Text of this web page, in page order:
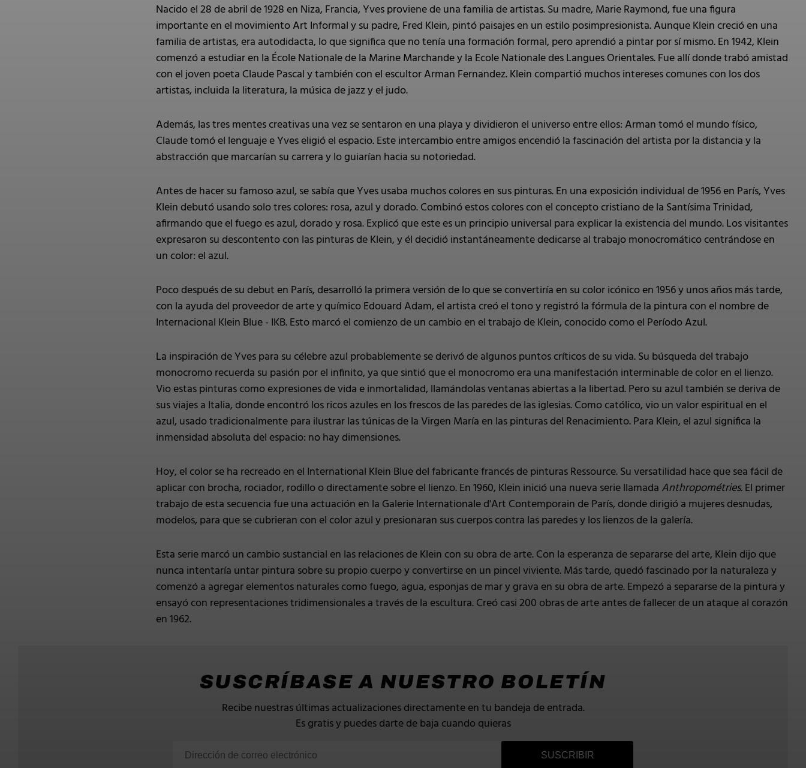
Nacido el 28 de abril de 1928 en Niza, Francia, Yves proviene de una familia de artistas. Su madre, Marie Raymond, fue una figura
importante en el movimiento Art Informal y su padre, Fred Klein, pintó paisajes en un estilo posimpresionista. Aunque Klein creció en una
familia de artistas, era autodidacta, lo que significa que no tenía una formación formal, pero aprendió a pintar por sí mismo. En 1942, Klein
comenzó a estudiar en la École Nationale de la Marine Marchande y la Ecole Nationale des Langues Orientales. Fue allí donde trabó amistad
con el joven poeta Claude Pascal y también con el escultor Arman Fernandez. Klein compartió muchos intereses comunes con los dos
artistas, incluida la literatura, la música de jazz y el judo.
Además, las tres mentes creativas una vez se sentaron en una playa y dividieron el universo entre ellos: Arman tomó el mundo físico,
Claude tomó el lenguaje e Yves eligió el espacio. Este intercambio entre amigos encendió la fascinación del artista por la distancia y la
abstracción que marcarían su carrera y lo guiarían hacia su notoriedad.
Antes de hacer su famoso azul, se sabía que Yves usaba muchos colores en sus pinturas. En una exposición individual de 1956 en París, Yves
Klein debutó usando solo tres colores: rosa, azul y dorado. Combinó estos colores con el concepto cristiano de la Santísima Trinidad,
afirmando que el fuego es azul, dorado y rosa. Explicó que este es un principio universal para explicar la existencia del mundo. Los visitantes
expresaron su descontento con las pinturas de Klein, y él decidió instantáneamente dedicarse al trabajo monocromático centrándose en
un color: el azul.
Poco después de su debut en París, desarrolló la primera versión de lo que se convertiría en su color icónico en 1956 y unos años más tarde,
con la ayuda del proveedor de arte y químico Edouard Adam, el artista creó el tono y registró la fórmula de la pintura con el nombre de
Internacional Klein Blue - IKB. Esto marcó el comienzo de un cambio en el trabajo de Klein, conocido como el Período Azul.
La inspiración de Yves para su célebre azul probablemente se derivó de algunos puntos críticos de su vida. Su búsqueda del trabajo
monocromo recuerda su pasión por el infinito, ya que sintió que el monocromo era una manifestación interminable de color en el lienzo.
Vio estas pinturas como expresiones de vida e inmortalidad, llamándolas ventanas abiertas a la libertad. Pero su azul también se deriva de
sus viajes a Italia, donde encontró los ricos azules en los frescos de las paredes de las iglesias. Como católico, vio un valor espiritual en el
azul, usado tradicionalmente para ilustrar las túnicas de la Virgen María en las pinturas del Renacimiento. Para Klein, el azul significa la
inmensidad absoluta del espacio: no hay dimensiones.
Hoy, el color se ha recreado en el International Klein Blue del fabricante francés de pinturas Ressource. Su versatilidad hace que sea fácil de
aplicar con brocha, rociador, rodillo o directamente sobre el lienzo. En 1960, Klein inició una nueva serie llamada Anthropométries.El primer
trabajo de esta secuencia fue una actuación en la Galerie Internationale d'Art Contemporain de París, donde dirigió a mujeres desnudas,
modelos, para que se cubrieran con el color azul y presionaran sus cuerpos contra las paredes y los lienzos de la galería.
Esta serie marcó un cambio sustancial en las relaciones de Klein con su obra de arte. Con la esperanza de separarse del arte, Klein dijo que
nunca intentaría untar pintura sobre su propio cuerpo y convertirse en un pincel viviente. Más tarde, quedó fascinado por la naturaleza y
comenzó a agregar elementos naturales como fuego, agua, esponjas de mar y grava en su obra de arte. Empezó a separarse de la pintura y
ensayó con representaciones tridimensionales a través de la escultura. Creó casi 200 obras de arte antes de fallecer de un ataque al corazón
en 1962.
SUSCRÍBASE A NUESTRO BOLETÍN
Recibe nuestras últimas actualizaciones directamente en tu bandeja de entrada.
Es gratis y puedes darte de baja cuando quieras
SUSCRIBIR